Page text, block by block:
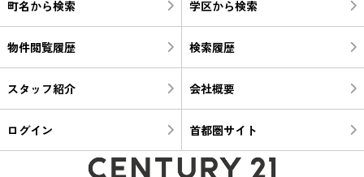
町名から検索 学区から検索
物件閲覧履歴 検索履歴
スタッフ紹介 会社概要
ログイン 首都圏サイト